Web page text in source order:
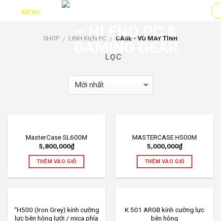
MENU
SHOP / LINH KIỆN PC / CASE - VỎ MÁY TÍNH
LỌC
MasterCase SL600M
5,800,000₫
THÊM VÀO GIỎ
MASTERCASE H500M
5,000,000₫
THÊM VÀO GIỎ
“H500 (Iron Grey) kính cường
lực bên hông lưới / mica phía
K 501 ARGB kính cường lực
bên hông